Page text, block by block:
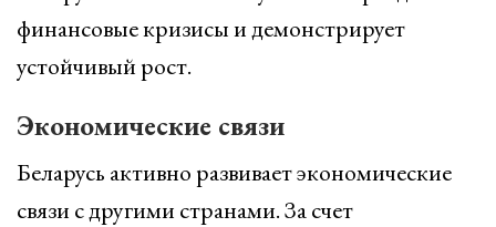
финансовые кризисы и демонстрирует
устойчивый рост.
Экономические связи
Беларусь активно развивает экономические
связи с другими странами. За счет